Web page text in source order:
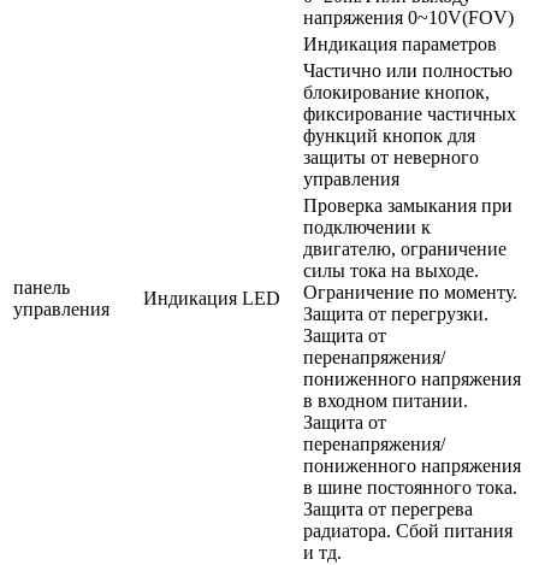
напряжения 0~10V(FOV)
панель
управления
Индикация LED
Индикация параметров
Частично или полностью
блокирование кнопок,
фиксирование частичных
функций кнопок для
защиты от неверного
управления
Проверка замыкания при
подключении к
двигателю, ограничение
силы тока на выходе.
Ограничение по моменту.
Защита от перегрузки.
Защита от
перенапряжения/
пониженного напряжения
в входном питании.
Защита от
перенапряжения/
пониженного напряжения
в шине постоянного тока.
Защита от перегрева
радиатора. Сбой питания
и тд.